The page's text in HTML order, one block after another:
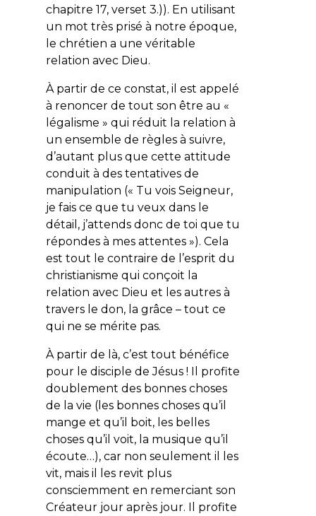
chapitre 17, verset 3.)). En utilisant
un mot très prisé à notre époque,
le chrétien a une véritable
relation avec Dieu.
À partir de ce constat, il est appelé
à renoncer de tout son être au «
légalisme » qui réduit la relation à
un ensemble de règles à suivre,
d’autant plus que cette attitude
conduit à des tentatives de
manipulation (« Tu vois Seigneur,
je fais ce que tu veux dans le
détail, j’attends donc de toi que tu
répondes à mes attentes »). Cela
est tout le contraire de l’esprit du
christianisme qui conçoit la
relation avec Dieu et les autres à
travers le don, la grâce – tout ce
qui ne se mérite pas.
À partir de là, c’est tout bénéfice
pour le disciple de Jésus ! Il profite
doublement des bonnes choses
de la vie (les bonnes choses qu’il
mange et qu’il boit, les belles
choses qu’il voit, la musique qu’il
écoute…), car non seulement il les
vit, mais il les revit plus
consciemment en remerciant son
Créateur jour après jour. Il profite